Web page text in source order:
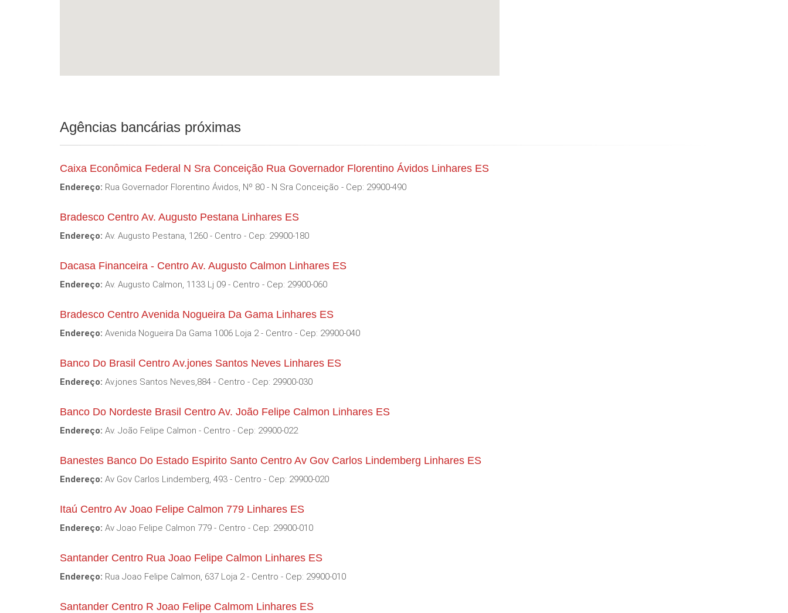
Agências bancárias próximas
Caixa Econômica Federal N Sra Conceição Rua Governador Florentino Ávidos Linhares ES
Endereço: Rua Governador Florentino Ávidos, Nº 80 - N Sra Conceição - Cep: 29900-490
Bradesco Centro Av. Augusto Pestana Linhares ES
Endereço: Av. Augusto Pestana, 1260 - Centro - Cep: 29900-180
Dacasa Financeira - Centro Av. Augusto Calmon Linhares ES
Endereço: Av. Augusto Calmon, 1133 Lj 09 - Centro - Cep: 29900-060
Bradesco Centro Avenida Nogueira Da Gama Linhares ES
Endereço: Avenida Nogueira Da Gama 1006 Loja 2 - Centro - Cep: 29900-040
Banco Do Brasil Centro Av.jones Santos Neves Linhares ES
Endereço: Av.jones Santos Neves,884 - Centro - Cep: 29900-030
Banco Do Nordeste Brasil Centro Av. João Felipe Calmon Linhares ES
Endereço: Av. João Felipe Calmon - Centro - Cep: 29900-022
Banestes Banco Do Estado Espirito Santo Centro Av Gov Carlos Lindemberg Linhares ES
Endereço: Av Gov Carlos Lindemberg, 493 - Centro - Cep: 29900-020
Itaú Centro Av Joao Felipe Calmon 779 Linhares ES
Endereço: Av Joao Felipe Calmon 779 - Centro - Cep: 29900-010
Santander Centro Rua Joao Felipe Calmon Linhares ES
Endereço: Rua Joao Felipe Calmon, 637 Loja 2 - Centro - Cep: 29900-010
Santander Centro R Joao Felipe Calmom Linhares ES